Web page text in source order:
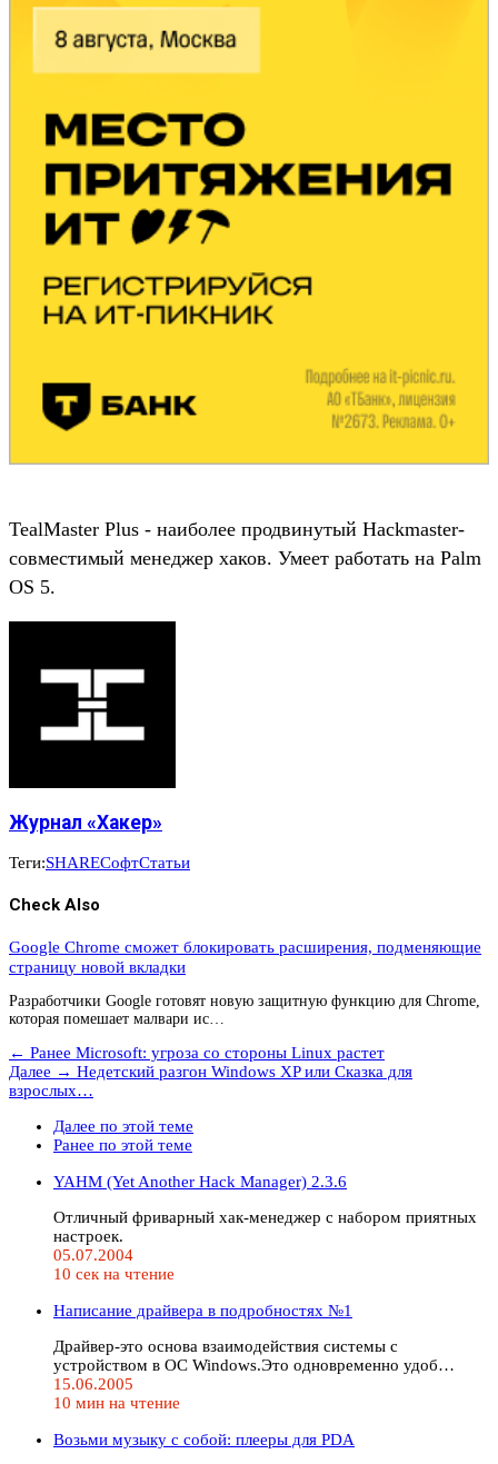
TealMaster Plus - наиболее продвинутый Hackmaster-
совместимый менеджер хаков. Умеет работать на Palm
OS 5.
Журнал «Хакер»
Теги:SHAREСофтСтатьи
Check Also
Google Chrome сможет блокировать расширения, подменяющие
страницу новой вкладки
Разработчики Google готовят новую защитную функцию для Chrome,
которая помешает малвари ис…
← Ранее Microsoft: угроза со стороны Linux растет
Далее → Недетский разгон Windows XP или Сказка для
взрослых…
Далее по этой теме
Ранее по этой теме
YAHM (Yet Another Hack Manager) 2.3.6
Отличный фриварный хак-менеджер с набором приятных
настроек.
05.07.2004
10 сек на чтение
Написание драйвера в подробностях №1
Драйвер-это основа взаимодействия системы с
устройством в ОС Windows.Это одновременно удоб…
15.06.2005
10 мин на чтение
Возьми музыку с собой: плееры для PDA